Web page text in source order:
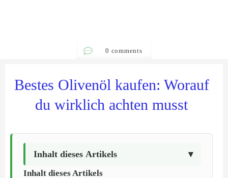
0 comments
Bestes Olivenöl kaufen: Worauf
du wirklich achten musst
Inhalt dieses Artikels
Inhalt dieses Artikels